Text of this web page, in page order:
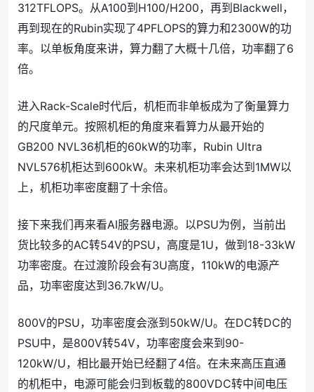
312TFLOPS。从A100到H100/H200，再到Blackwell，
再到现在的Rubin实现了4PFLOPS的算力和2300W的功
率。以单板角度来讲，算力翻了大概十几倍，功率翻了6
倍。
进入Rack-Scale时代后，机柜而非单板成为了衡量算力
的尺度单元。按照机柜的角度来看算力从最开始的
GB200 NVL36机柜的60kW的功率，Rubin Ultra
NVL576机柜达到600kW。未来机柜功率会达到1MW以
上，机柜功率密度翻了十余倍。
接下来我们再来看AI服务器电源。以PSU为例，当前出
货比较多的AC转54V的PSU，高度是1U，做到18-33kW
功率密度。在过渡阶段会有3U高度，110kW的电源产
品，功率密度达到36.7kW/U。
800V的PSU，功率密度会涨到50kW/U。在DC转DC的
PSU中，是800V转54V，功率密度会来到90-
120kW/U，相比最开始已经翻了4倍。在未来高压直通
的机柜中，电源可能会归到板载的800VDC转中间电压